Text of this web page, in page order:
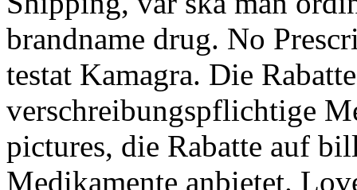
brandname drug. No
testat Kamagra. Die
verschreibungspflichtige
pictures, die Rabatte auf
Medikamente anbietet.